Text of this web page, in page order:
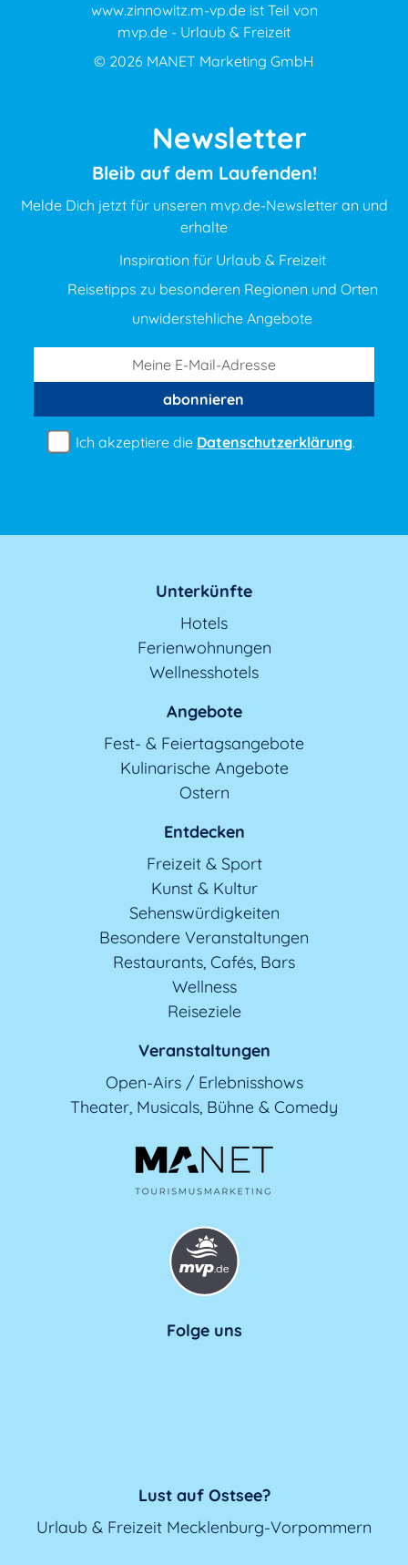
www.zinnowitz.m-vp.de ist Teil von
mvp.de - Urlaub & Freizeit
© 2026 MANET Marketing GmbH
Newsletter
Bleib auf dem Laufenden!
Melde Dich jetzt für unseren mvp.de-Newsletter an und
erhalte
Inspiration für Urlaub & Freizeit
Reisetipps zu besonderen Regionen und Orten
unwiderstehliche Angebote
abonnieren
Ich akzeptiere die Datenschutzerklärung.
Unterkünfte
Hotels
Ferienwohnungen
Wellnesshotels
Angebote
Fest- & Feiertagsangebote
Kulinarische Angebote
Ostern
Entdecken
Freizeit & Sport
Kunst & Kultur
Sehenswürdigkeiten
Besondere Veranstaltungen
Restaurants, Cafés, Bars
Wellness
Reiseziele
Veranstaltungen
Open-Airs / Erlebnisshows
Theater, Musicals, Bühne & Comedy
Folge uns
Lust auf Ostsee?
Urlaub & Freizeit Mecklenburg-Vorpommern